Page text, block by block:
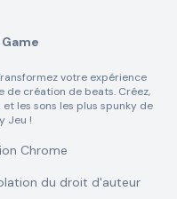
votre expérience
de création de beats. Créez,
les sons les plus spunky de
Jeu !
Chrome
du droit d'auteur